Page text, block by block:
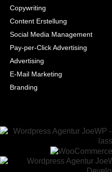
Copywriting
Content Erstellung
Social Media Management
Pay-per-Click Advertising
Advertising
E-Mail Marketing
Branding